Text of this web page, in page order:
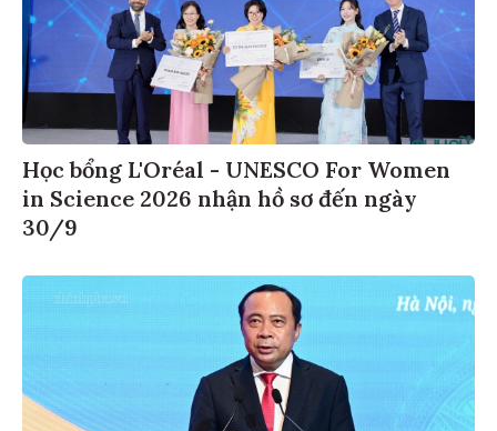
Học bổng L'Oréal - UNESCO For Women
in Science 2026 nhận hồ sơ đến ngày
30/9